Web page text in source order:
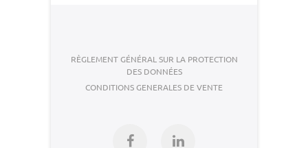
RÈGLEMENT GÉNÉRAL SUR LA PROTECTION
DES DONNÉES
CONDITIONS GENERALES DE VENTE
FacebookLinkedIn